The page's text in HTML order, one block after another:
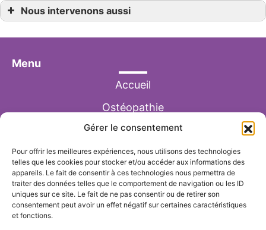
Gérer le consentement
Pour offrir les meilleures expériences, nous utilisons des technologies
telles que les cookies pour stocker et/ou accéder aux informations des
appareils. Le fait de consentir à ces technologies nous permettra de
traiter des données telles que le comportement de navigation ou les ID
uniques sur ce site. Le fait de ne pas consentir ou de retirer son
consentement peut avoir un effet négatif sur certaines caractéristiques
et fonctions.
Nous intervenons aussi
Haptonomie Antibes
Haptonomie La Trinité
Haptonomie St-Laurent-du-Var
Haptonomie Villeneuve-Loubet
Haptonomie Saint-Jean-Cap-Ferrat
Menu
Accueil
Ostéopathie
Haptonomie
Portage / Autour de la naissance
Accompagnement à la parentalité
Actualités